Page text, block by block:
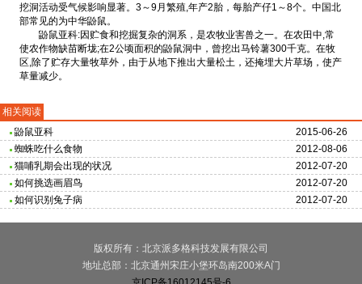
挖洞活动受气候影响显著。3～9月繁殖,年产2胎，每胎产仔1～8个。中国北
部常见的为中华鼢鼠。
鼢鼠亚科:因贮食和挖掘复杂的洞系，是农牧业害兽之一。在农田中,常
使农作物缺苗断垅;在2公顷面积的鼢鼠洞中，曾挖出马铃薯300千克。在牧
区,除了贮存大量牧草外，由于从地下推出大量松土，还掩埋大片草场，使产
草量减少。
相关阅读
2015-06-26
鼢鼠亚科
2012-08-06
蜘蛛吃什么食物
2012-07-20
猫哺乳期会出现的状况
2012-07-20
如何挑选画眉鸟
2012-07-20
如何识别兔子病
版权所有：北京派多格科技发展有限公司
地址总部：北京通州宋庄小堡环岛南200米A门